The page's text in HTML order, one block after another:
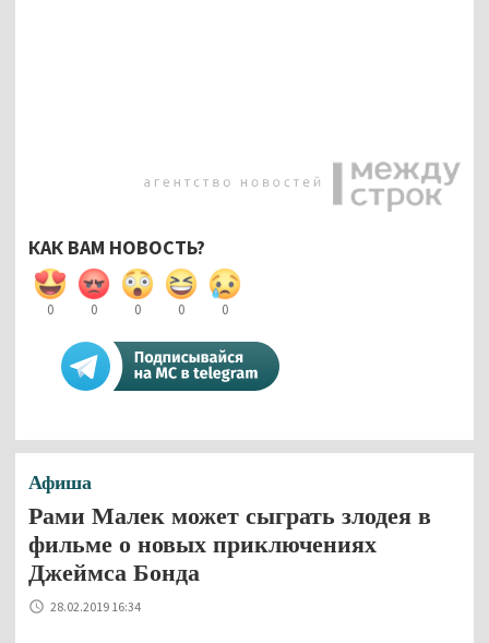
КАК ВАМ НОВОСТЬ?
0 0 0 0 0
Афиша
Рами Малек может сыграть злодея в
фильме о новых приключениях
Джеймса Бонда
28.02.2019 16:34